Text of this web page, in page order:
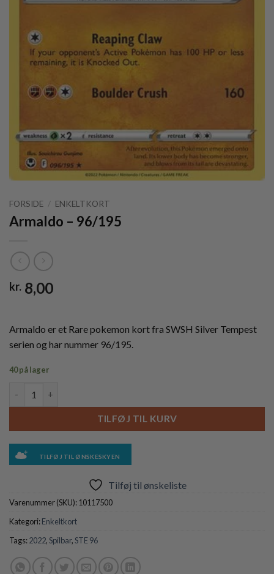
FORSIDE / ENKELTKORT
Armaldo – 96/195
kr. 8,00
Armaldo er et Rare pokemon kort fra SWSH Silver Tempest
serien og har nummer 96/195.
40 på lager
TILFØJ TIL KURV
TILFØJ TIL ØNSKESKYEN
Tilføj til ønskeliste
Varenummer (SKU):10117500
Kategori:Enkeltkort
Tags:2022,Spilbar,STE 96